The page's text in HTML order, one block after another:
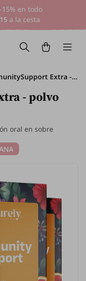
en todo
a la cesta
3x ImmunitySupport Extra - polvo para preparar bebidas, en total 30 sobres
- polvo
oral en sobre